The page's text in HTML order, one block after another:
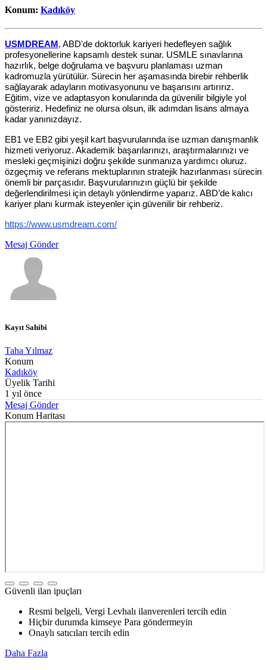
Konum: Kadıköy
USMDREAM , ABD'de doktorluk kariyeri hedefleyen sağlık
profesyonellerine kapsamlı destek sunar. USMLE sınavlarına
hazırlık, belge doğrulama ve başvuru planlaması uzman
kadromuzla yürütülür. Sürecin her aşamasında birebir rehberlik
sağlayarak adayların motivasyonunu ve başarısını artırırız.
Eğitim, vize ve adaptasyon konularında da güvenilir bilgiyle yol
gösteririz. Hedefiniz ne olursa olsun, ilk adımdan lisans almaya
kadar yanınızdayız.
EB1 ve EB2 gibi yeşil kart başvurularında ise uzman danışmanlık
hizmeti veriyoruz. Akademik başarılarınızı, araştırmalarınızı ve
mesleki geçmişinizi doğru şekilde sunmanıza yardımcı oluruz.
özgeçmiş ve referans mektuplarının stratejik hazırlanması sürecin
önemli bir parçasıdır. Başvurularınızın güçlü bir şekilde
değerlendirilmesi için detaylı yönlendirme yaparız. ABD’de kalıcı
kariyer planı kurmak isteyenler için güvenilir bir rehberiz.
https://www.usmdream.com/
Mesaj Gönder
Kayıt Sahibi
Taha Yılmaz
Konum
Kadıköy
Üyelik Tarihi
1 yıl önce
Mesaj Gönder
Konum Haritası
Güvenli ilan ipuçları
Resmi belgeli, Vergi Levhalı ilanverenleri tercih edin
Hiçbir durumda kimseye Para göndermeyin
Onaylı satıcıları tercih edin
Daha Fazla